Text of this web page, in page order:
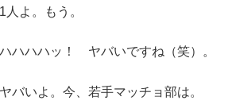
よ。もう。
ハハハッ！ ヤバいですね（笑）。
バいよ。今、若手マッチョ部は。